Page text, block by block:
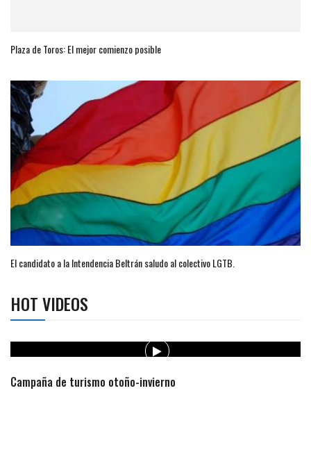
Plaza de Toros: El mejor comienzo posible
El candidato a la Intendencia Beltrán saludo al colectivo LGTB.
HOT VIDEOS
Campaña de turismo otoño-invierno